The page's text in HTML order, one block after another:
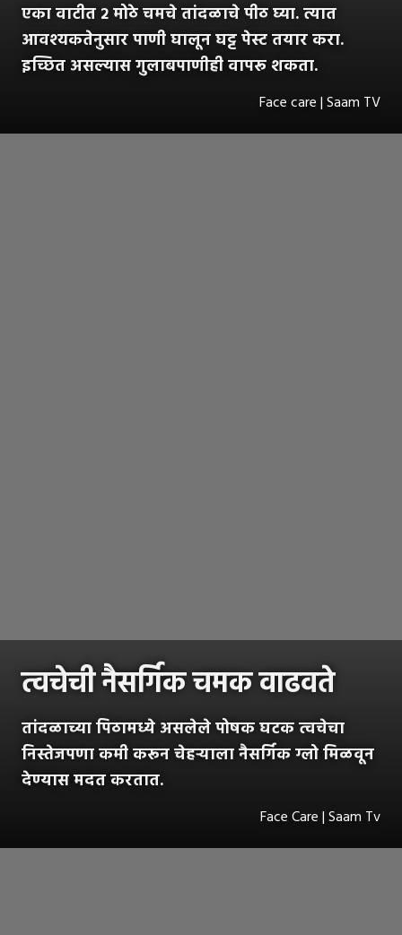
एका वाटीत २ मोठे चमचे तांदळाचे पीठ घ्या. त्यात
आवश्यकतेनुसार पाणी घालून घट्ट पेस्ट तयार करा.
इच्छित असल्यास गुलाबपाणीही वापरू शकता.
Face care | Saam TV
त्वचेची नैसर्गिक चमक वाढवते
तांदळाच्या पिठामध्ये असलेले पोषक घटक त्वचेचा
निस्तेजपणा कमी करून चेहऱ्याला नैसर्गिक ग्लो मिळवून
देण्यास मदत करतात.
Face Care | Saam Tv